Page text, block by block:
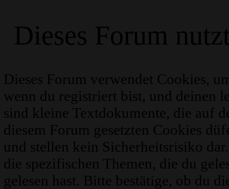
Dieses Forum
Dieses Forum verwendet Cookies,
wenn du registriert bist, und deinen
sind kleine Textdokumente, die auf
diesem Forum gesetzten Cookies
und stellen kein Sicherheitsrisiko
die spezifischen Themen, die du
gelesen hast. Bitte bestätige, ob du